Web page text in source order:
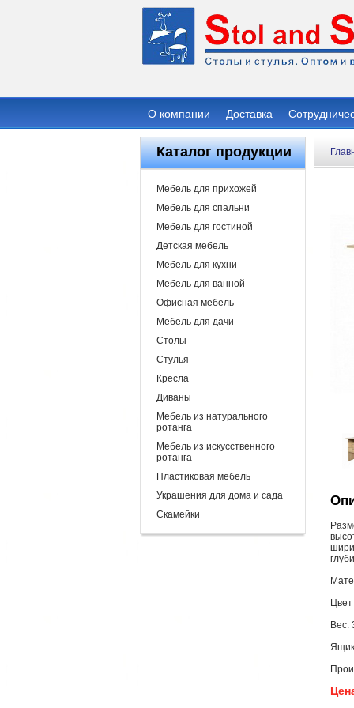
О компании Доставка
Каталог продукции
Мебель для прихожей
Мебель для спальни
Мебель для гостиной
Детская мебель
Мебель для кухни
Мебель для ванной
Офисная мебель
Мебель для дачи
Столы
Стулья
Кресла
Диваны
Мебель из натурального
ротанга
Мебель из искусственного
ротанга
Пластиковая мебель
Украшения для дома и сада
Скамейки
Вес: